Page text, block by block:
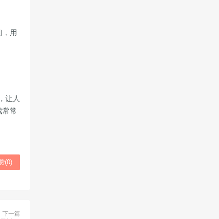
用
让人
常
(0)
下一篇